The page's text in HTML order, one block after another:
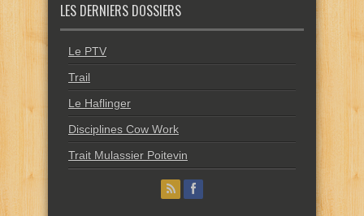
LES DERNIERS DOSSIERS
Le PTV
Trail
Le Haflinger
Disciplines Cow Work
Trait Mulassier Poitevin